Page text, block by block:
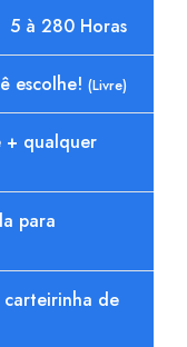
5 à 280 Horas
escolhe! (Livre)
+ qualquer
para
carteirinha de